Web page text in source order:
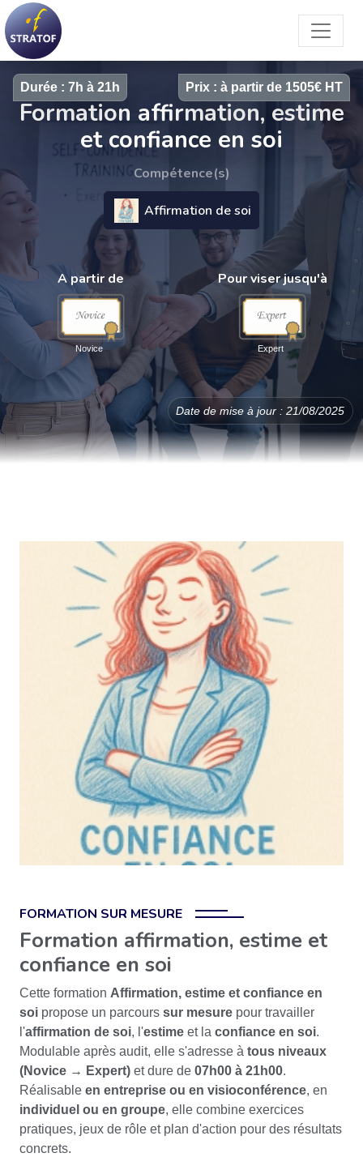
Formation affirmation, estime
et confiance en soi
Durée : 7h à 21h Prix : à partir de 1505€ HT
Compétence(s)
Affirmation de soi
A partir de
Novice
Pour viser jusqu'à
Expert
Date de mise à jour : 21/08/2025
FORMATION SUR MESURE
Formation affirmation, estime et
confiance en soi
Cette formation Affirmation, estime et confiance en
soi propose un parcours sur mesure pour travailler
l'affirmation de soi, l'estime et la confiance en soi.
Modulable après audit, elle s'adresse à tous niveaux
(Novice → Expert) et dure de 07h00 à 21h00.
Réalisable en entreprise ou en visioconférence, en
individuel ou en groupe, elle combine exercices
pratiques, jeux de rôle et plan d'action pour des résultats
concrets.